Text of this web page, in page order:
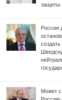
защиты
Россия
Может